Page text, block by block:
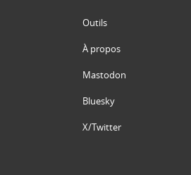
Outils
À propos
Mastodon
Bluesky
X/Twitter